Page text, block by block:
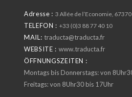
Adresse : 3 Allée de l’Economie,
TELEFON : +33 (0)3 88 77 40 10
MAIL: traducta@traducta.fr
WEBSITE : www.traducta.fr
ÖFFNUNGSZEITEN :
Montags bis Donnerstags: von
Freitags: von 8Uhr30 bis 17Uhr